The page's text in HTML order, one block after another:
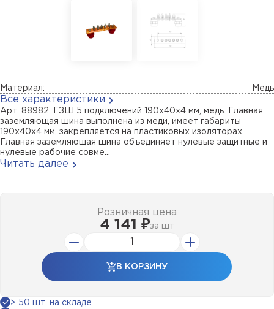
Материал: Медь
Все характеристики
Арт. 88982. ГЗШ 5 подключений 190х40х4 мм, медь. Главная
заземляющая шина выполнена из меди, имеет габариты
190х40х4 мм, закрепляется на пластиковых изоляторах.
Главная заземляющая шина объединяет нулевые защитные и
нулевые рабочие совме...
Читать далее
Розничная цена
4 141 ₽за шт
В КОРЗИНУ
> 50 шт. на складе